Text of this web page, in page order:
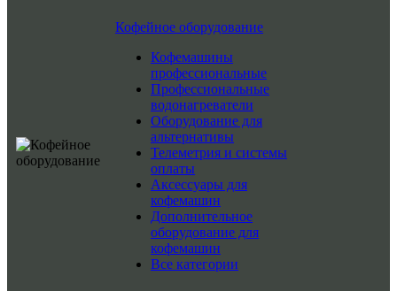
Кофейное оборудование
Кофемашины
профессиональные
Профессиональные
водонагреватели
Оборудование для
альтернативы
Телеметрия и системы
оплаты
Аксессуары для
кофемашин
Дополнительное
оборудование для
кофемашин
Все категории